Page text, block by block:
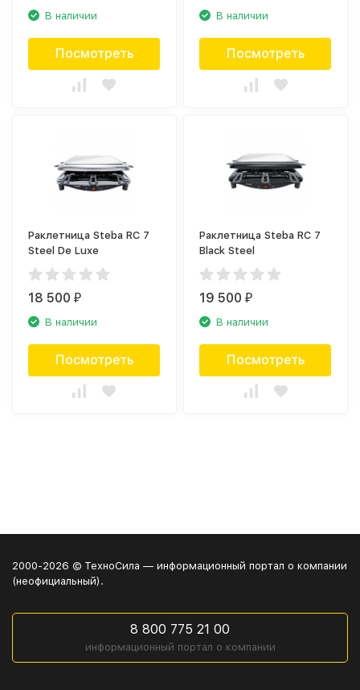
В наличии
Посмотреть
В наличии
Посмотреть
Раклетница Steba RC 7
Steel De Luxe
18 500₽
В наличии
Посмотреть
Раклетница Steba RC 7
Black Steel
19 500₽
В наличии
Посмотреть
2000-2026 © ТехноСила — информационный портал о компании
(неофициальный).
8 800 775 21 00
информационный портал о компании